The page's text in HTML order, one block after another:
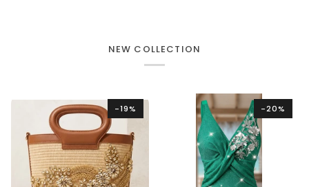
NEW COLLECTION
-19% -20%